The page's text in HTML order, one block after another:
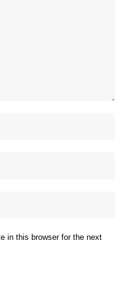
in this browser for the next